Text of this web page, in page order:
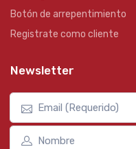
Botón de arrepentimiento
Registrate como cliente
Newsletter